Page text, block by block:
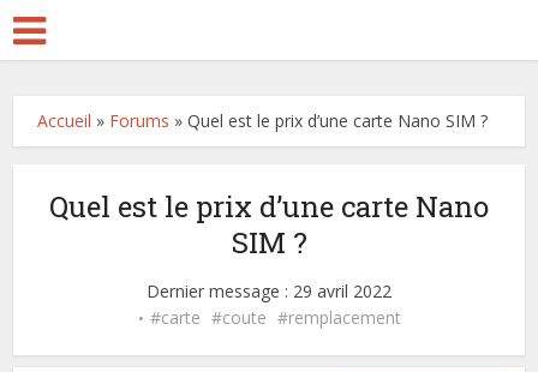
Accueil » Forums »Quel est le prix d’une carte Nano SIM ?
Quel est le prix d’une carte Nano
SIM ?
Dernier message : 29 avril 2022
carte
coute remplacement